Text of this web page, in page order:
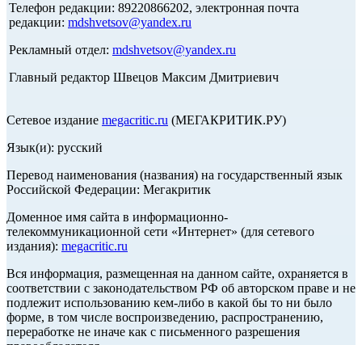
Телефон редакции: 89220866202, электронная почта
редакции: mdshvetsov@yandex.ru
Рекламный отдел: mdshvetsov@yandex.ru
Главный редактор Швецов Максим Дмитриевич
Сетевое издание megacritic.ru (МЕГАКРИТИК.РУ)
Язык(и): русский
Перевод наименования (названия) на государственный язык
Российской Федерации: Мегакритик
Доменное имя сайта в информационно-
телекоммуникационной сети «Интернет» (для сетевого
издания): megacritic.ru
Вся информация, размещенная на данном сайте, охраняется в
соответствии с законодательством РФ об авторском праве и не
подлежит использованию кем-либо в какой бы то ни было
форме, в том числе воспроизведению, распространению,
переработке не иначе как с письменного разрешения